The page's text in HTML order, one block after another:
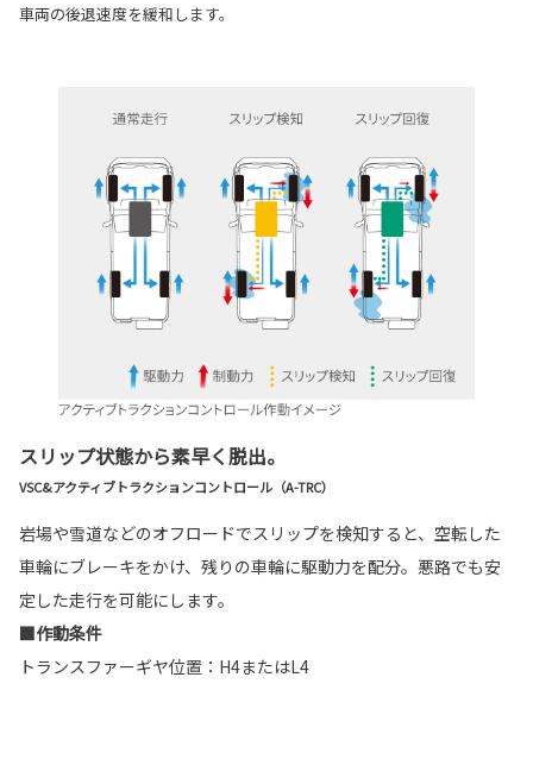
車両の後退速度を緩和します。
スリップ状態から素早く脱出。
VSC&アクティブトラクションコントロール（A-TRC）
岩場や雪道などのオフロードでスリップを検知すると、空転した
車輪にブレーキをかけ、残りの車輪に駆動力を配分。悪路でも安
定した走行を可能にします。
■作動条件
トランスファーギヤ位置：H4またはL4